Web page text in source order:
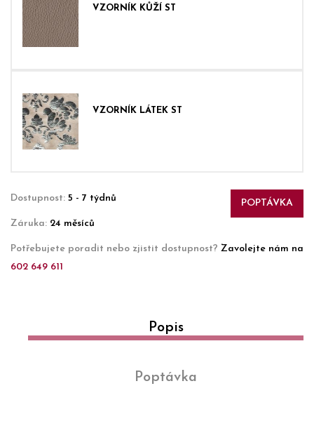
VZORNÍK KŮŽÍ ST
VZORNÍK LÁTEK ST
POPTÁVKA
Dostupnost: 5 - 7 týdnů
Záruka: 24 měsíců
Potřebujete poradit nebo zjistit dostupnost? Zavolejte nám na
602 649 611
Popis
Poptávka